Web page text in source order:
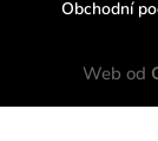
Obchodní
Web od